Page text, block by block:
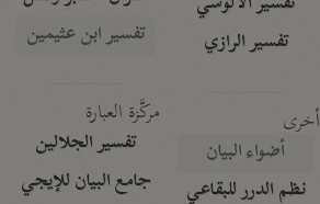
تفسير الرازي
أخرى
أضواء البيان
نظم الدرر للبقاعي
تفسير ابن عثيمين
مركَّزة العبارة
تفسير الجلالين
جامع البيان للإيجي